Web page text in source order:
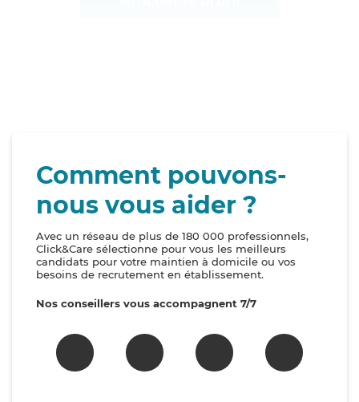
Comment pouvons-
nous vous aider ?
Avec un réseau de plus de 180 000 professionnels,
Click&Care sélectionne pour vous les meilleurs
candidats pour votre maintien à domicile ou vos
besoins de recrutement en établissement.
Nos conseillers vous accompagnent 7/7